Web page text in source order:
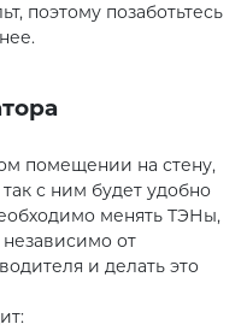
поэтому позаботьтесь
помещении на стену,
с ним будет удобно
менять ТЭНы,
от
и делать это